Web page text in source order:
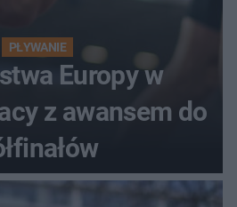
PŁYWANIE
Europy w
z awansem do